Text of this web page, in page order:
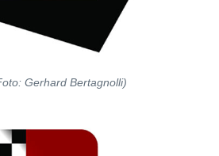
Gerhard Bertagnolli)